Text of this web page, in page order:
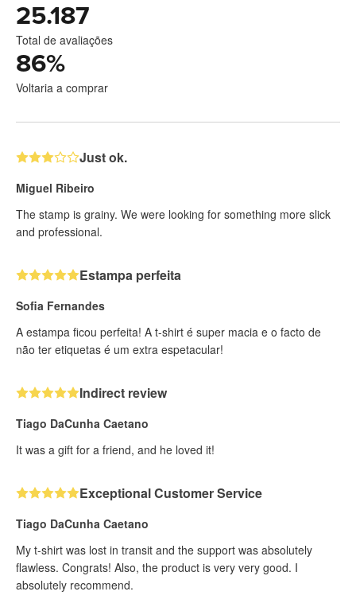
25.187
Total de avaliações
86%
Voltaria a comprar
Just ok.
Miguel Ribeiro
The stamp is grainy. We were looking for something more slick
and professional.
Estampa perfeita
Sofia Fernandes
A estampa ficou perfeita! A t-shirt é super macia e o facto de
não ter etiquetas é um extra espetacular!
Indirect review
Tiago DaCunha Caetano
It was a gift for a friend, and he loved it!
Exceptional Customer Service
Tiago DaCunha Caetano
My t-shirt was lost in transit and the support was absolutely
flawless. Congrats! Also, the product is very very good. I
absolutely recommend.